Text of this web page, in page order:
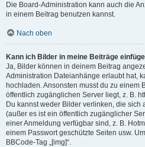
Die Board-Administration kann auch die
in einem Beitrag benutzen kannst.
Nach oben
Kann ich Bilder in meine Beiträge
Ja, Bilder können in deinem Beitrag
Administration Dateianhänge erlaubt hat,
hochladen. Ansonsten musst du zu einem
öffentlich zugänglichen Server liegt, z. B.
Du kannst weder Bilder verlinken, die
(außer es ist ein öffentlich zugänglicher
einer Anmeldung verfügbar sind, z. B.
einem Passwort geschützte Seiten usw.
BBCode-Tag „[img]“.